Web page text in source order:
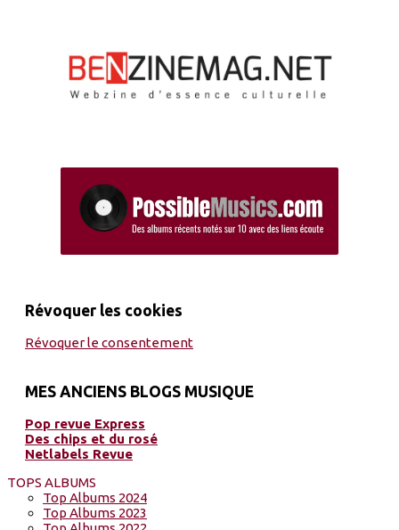
Révoquer les cookies
Révoquer le consentement
MES ANCIENS BLOGS MUSIQUE
Pop revue Express
Des chips et du rosé
Netlabels Revue
TOPS ALBUMS
Top Albums 2024
Top Albums 2023